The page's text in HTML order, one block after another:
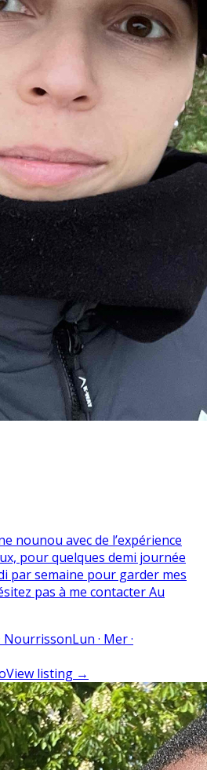
nounou avec de l’expérience
pour quelques demi journée
par semaine pour garder mes
pas à me contacter Au
NourrissonLun · Mer ·
View listing →